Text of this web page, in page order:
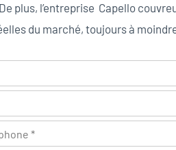
plus, l’entreprise Capello
du marché, toujours à